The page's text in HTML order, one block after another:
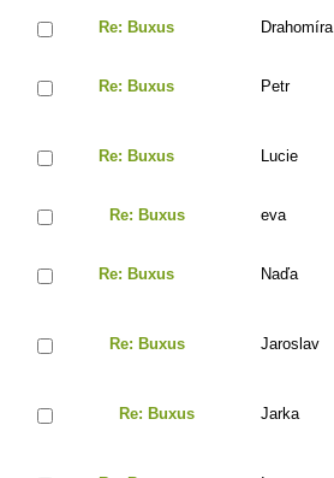
Re: Buxus Drahomíra
Re: Buxus Petr
Re: Buxus Lucie
Re: Buxus eva
Re: Buxus Naďa
Re: Buxus Jaroslav
Re: Buxus Jarka